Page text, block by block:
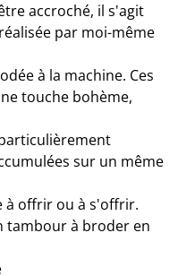
accroché, il s'agit
par moi-même
à la machine. Ces
touche bohème,
sur un même
à offrir ou à s'offrir.
tambour à broder en